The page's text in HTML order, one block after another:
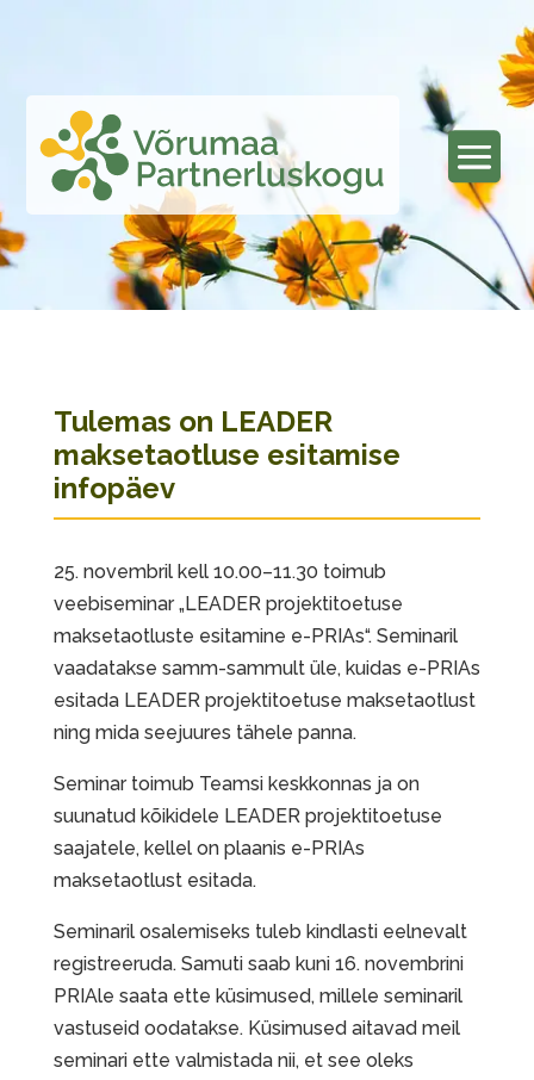
Tulemas on LEADER
maksetaotluse esitamise
infopäev
25. novembril kell 10.00–11.30 toimub
veebiseminar „LEADER projektitoetuse
maksetaotluste esitamine e-PRIAs“. Seminaril
vaadatakse samm-sammult üle, kuidas e-PRIAs
esitada LEADER projektitoetuse maksetaotlust
ning mida seejuures tähele panna.
Seminar toimub Teamsi keskkonnas ja on
suunatud kõikidele LEADER projektitoetuse
saajatele, kellel on plaanis e-PRIAs
maksetaotlust esitada.
Seminaril osalemiseks tuleb kindlasti eelnevalt
registreeruda. Samuti saab kuni 16. novembrini
PRIAle saata ette küsimused, millele seminaril
vastuseid oodatakse. Küsimused aitavad meil
seminari ette valmistada nii, et see oleks